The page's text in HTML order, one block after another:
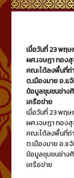
เมื่อวันที่ 23 พฤ
ผศ.เจษฎา ทอง
คณะได้ลงพื้นที่
ต.เมืองมาย อ.แ
ข้อมูลชุมชนช่าง
เครือข่าย
เมื่อวันที่ 23 พฤ
ผศ.เจษฎา ทอง
คณะได้ลงพื้นที่
ต.เมืองมาย อ.แ
ข้อมูลชุมชนช่าง
เครือข่าย